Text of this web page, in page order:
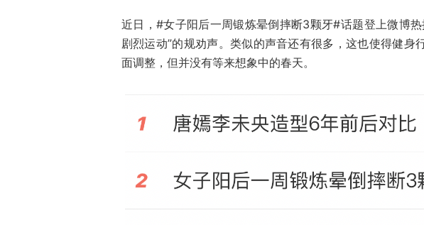
近日，#女子阳后一周锻炼晕倒摔断3颗牙#话题登上微博
剧烈运动”的规劝声。类似的声音还有很多，这也使得健身
面调整，但并没有等来想象中的春天。